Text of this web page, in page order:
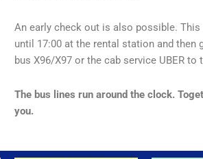
An early check out is also possible.
until 17:00 at the rental station and
bus X96/X97 or the cab service UBER to
The bus lines run around the clock.
you.